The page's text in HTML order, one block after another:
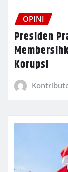
OPINI
Presiden
Korupsi